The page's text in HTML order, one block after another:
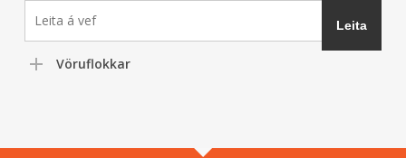
Vöruflokkar